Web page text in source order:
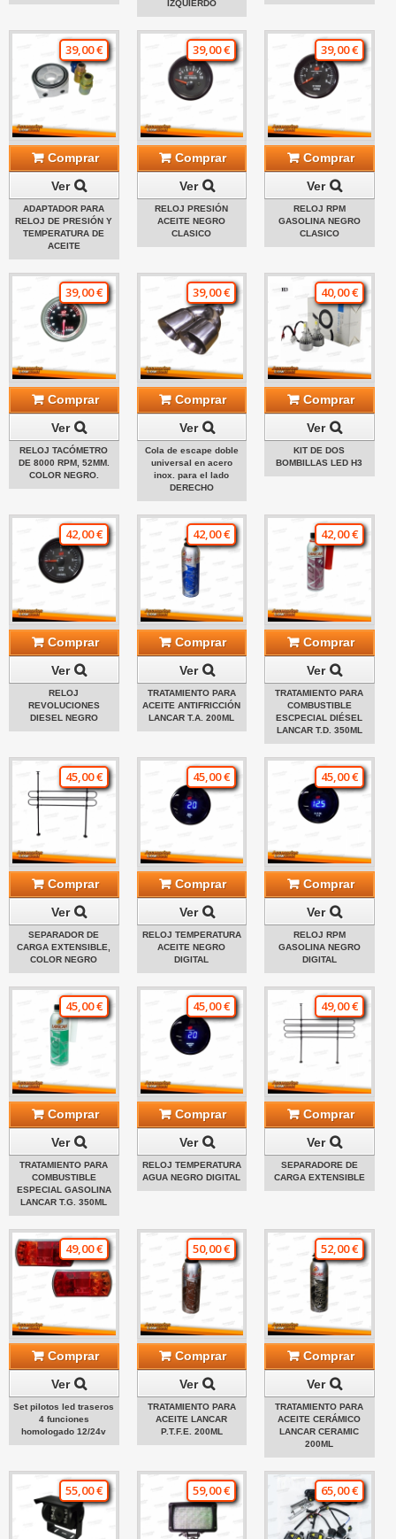
IZQUIERDO
39,00 €
Comprar
Ver
ADAPTADOR PARA
RELOJ DE PRESIÓN Y
TEMPERATURA DE
ACEITE
39,00 €
Comprar
Ver
RELOJ PRESIÓN
ACEITE NEGRO
CLASICO
39,00 €
Comprar
Ver
RELOJ RPM
GASOLINA NEGRO
CLASICO
39,00 €
Comprar
Ver
RELOJ TACÓMETRO
DE 8000 RPM, 52MM.
COLOR NEGRO.
39,00 €
Comprar
Ver
Cola de escape doble
universal en acero
inox. para el lado
DERECHO
40,00 €
Comprar
Ver
KIT DE DOS
BOMBILLAS LED H3
42,00 €
Comprar
Ver
RELOJ
REVOLUCIONES
DIESEL NEGRO
42,00 €
Comprar
Ver
TRATAMIENTO PARA
ACEITE ANTIFRICCIÓN
LANCAR T.A. 200ML
42,00 €
Comprar
Ver
TRATAMIENTO PARA
COMBUSTIBLE
ESCPECIAL DIÉSEL
LANCAR T.D. 350ML
45,00 €
Comprar
Ver
SEPARADOR DE
CARGA EXTENSIBLE,
COLOR NEGRO
45,00 €
Comprar
Ver
RELOJ TEMPERATURA
ACEITE NEGRO
DIGITAL
45,00 €
Comprar
Ver
RELOJ RPM
GASOLINA NEGRO
DIGITAL
45,00 €
Comprar
Ver
TRATAMIENTO PARA
COMBUSTIBLE
ESPECIAL GASOLINA
LANCAR T.G. 350ML
45,00 €
Comprar
Ver
RELOJ TEMPERATURA
AGUA NEGRO DIGITAL
49,00 €
Comprar
Ver
SEPARADORE DE
CARGA EXTENSIBLE
49,00 €
Comprar
Ver
Set pilotos led traseros
4 funciones
homologado 12/24v
50,00 €
Comprar
Ver
TRATAMIENTO PARA
ACEITE LANCAR
P.T.F.E. 200ML
52,00 €
Comprar
Ver
TRATAMIENTO PARA
ACEITE CERÁMICO
LANCAR CERAMIC
200ML
55,00 € 59,00 € 65,00 €